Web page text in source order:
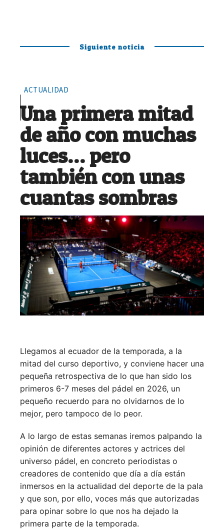
Siguiente noticia
ACTUALIDAD
Una primera mitad
de año con muchas
luces… pero
también con unas
cuantas sombras
Llegamos al ecuador de la temporada, a la
mitad del curso deportivo, y conviene hacer una
pequeña retrospectiva de lo que han sido los
primeros 6-7 meses del pádel en 2026, un
pequeño recuerdo para no olvidarnos de lo
mejor, pero tampoco de lo peor.
A lo largo de estas semanas iremos palpando la
opinión de diferentes actores y actrices del
universo pádel, en concreto periodistas o
creadores de contenido que día a día están
inmersos en la actualidad del deporte de la pala
y que son, por ello, voces más que autorizadas
para opinar sobre lo que nos ha dejado la
primera parte de la temporada.